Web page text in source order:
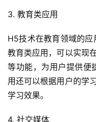
服
务
5
开
3. 教育类应用
H5技术在教育领域的
教育类应用，可以实现
等功能，为用户提供便
用还可以根据用户的学
学习效果。
4. 社交媒体